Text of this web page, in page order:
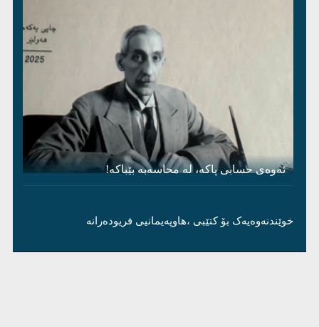
ئەوەی حسابی پاکە، لە محاسەبە بێباکە!
خوێندنەوەیەک بۆ کتێبی ،هاوپەیمانیی فریودەرانە